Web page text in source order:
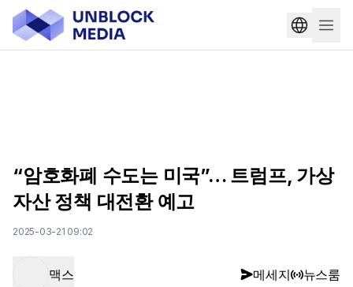
“암호화폐 수도는 미국”… 트럼프, 가상
자산 정책 대전환 예고
2025-03-21 09:02
맥스 메세지 뉴스룸